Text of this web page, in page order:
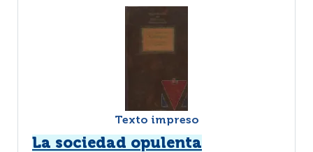
Texto impreso
La sociedad opulenta